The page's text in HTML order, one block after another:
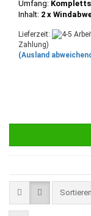
Umfang:
Inhalt: 2 x
Lieferzeit:
Zahlung)
(Ausland